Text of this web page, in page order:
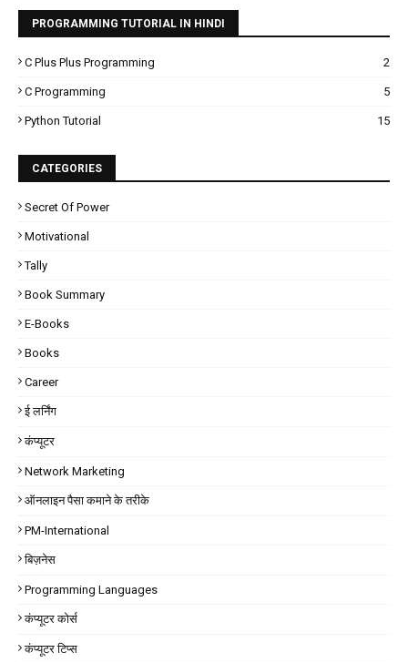
PROGRAMMING TUTORIAL IN HINDI
C Plus Plus Programming 2
C Programming 5
Python Tutorial 15
CATEGORIES
Secret Of Power
Motivational
Tally
Book Summary
E-Books
Books
Career
ई लर्निंग
कंप्यूटर
Network Marketing
ऑनलाइन पैसा कमाने के तरीके
PM-International
बिज़नेस
Programming Languages
कंप्यूटर कोर्स
कंप्यूटर टिप्स